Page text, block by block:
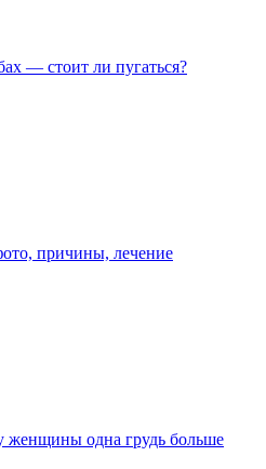
— стоит ли пугаться?
причины, лечение
женщины одна грудь больше